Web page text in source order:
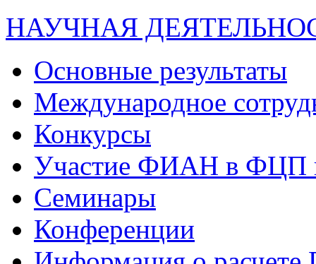
НАУЧНАЯ
Основные результаты
Международное
Конкурсы
Участие ФИАН в ФЦП
Семинары
Конференции